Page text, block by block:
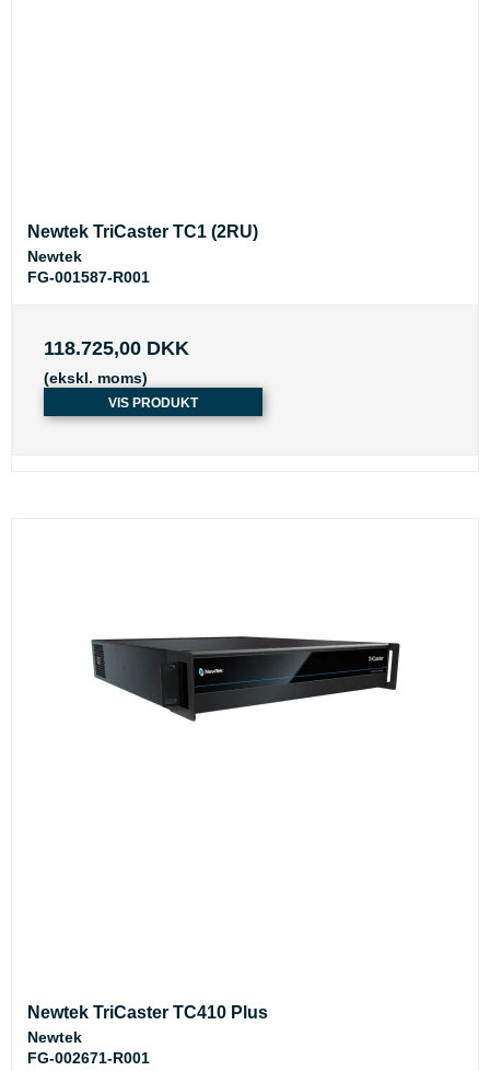
Newtek TriCaster TC1 (2RU)
Newtek
FG-001587-R001
118.725,00 DKK
(ekskl. moms)
VIS PRODUKT
Newtek TriCaster TC410 Plus
Newtek
FG-002671-R001